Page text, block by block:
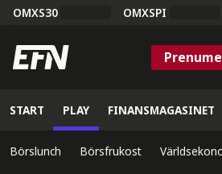
OMXS30 OMXSPI
START PLAY FINANSMAGASINET
Börslunch Börsfrukost